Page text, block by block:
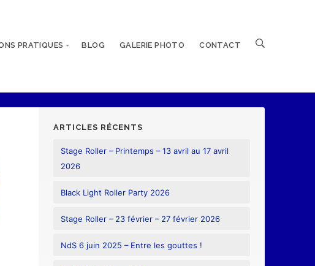
PRATIQUES BLOG GALERIE PHOTO CONTACT
ARTICLES RÉCENTS
Stage Roller – Printemps – 13 avril au 17 avril
2026
Black Light Roller Party 2026
Stage Roller – 23 février – 27 février 2026
NdS 6 juin 2025 – Entre les gouttes !